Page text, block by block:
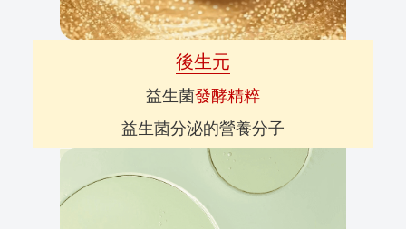
後生元
益生菌發酵精粹
益生菌分泌的營養分子